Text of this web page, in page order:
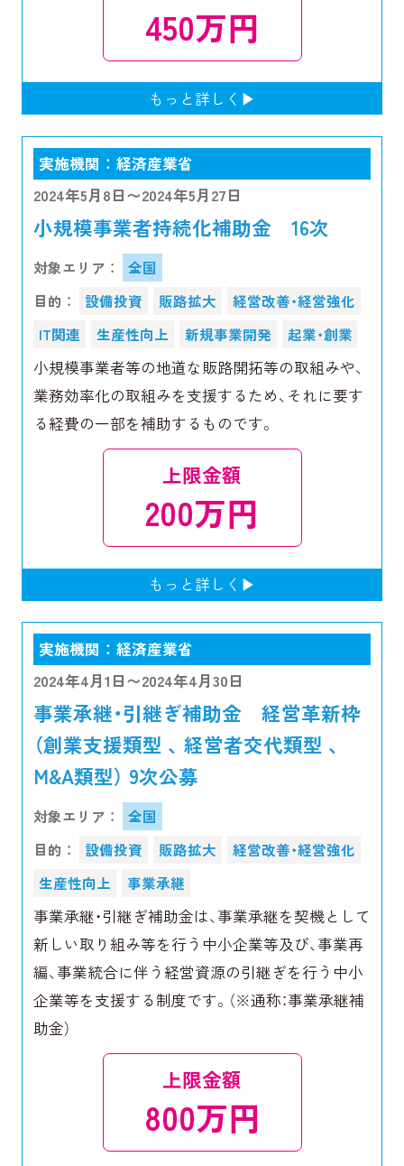
450万円
実施機関 ： 経済産業省
2024年5月8日〜2024年5月27日
小規模事業者持続化補助金 16次
対象エリア ：
全国
目的 ：
設備投資 販路拡大
経営改善・経営強化
IT関連
生産性向上 新規事業開発 起業・創業
小規模事業者等の地道な販路開拓等の取組みや、
業務効率化の取組みを支援するため、それに要す
る経費の一部を補助するものです。
上限金額
200万円
実施機関 ： 経済産業省
2024年4月1日〜2024年4月30日
事業承継・引継ぎ補助金 経営革新枠
（創業支援類型 、 経営者交代類型 、
M&A類型） 9次公募
対象エリア ：
全国
目的 ：
設備投資 販路拡大
経営改善・経営強化
生産性向上
事業承継
事業承継・引継ぎ補助金は、事業承継を契機として
新しい取り組み等を行う中小企業等及び、事業再
編、事業統合に伴う経営資源の引継ぎを行う中小
企業等を支援する制度です。（※通称：事業承継補
助金）
上限金額
800万円